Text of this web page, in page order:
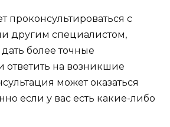
проконсультироваться с
другим специалистом,
более точные
на возникшие
может оказаться
если у вас есть какие-либо